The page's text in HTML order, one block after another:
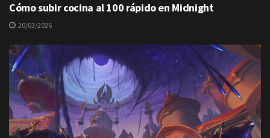
Cómo subir cocina al 100 rápido en Midnight
20/03/2026